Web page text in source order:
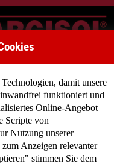
Eschenweg
damit unsere
funktioniert und
Online-Angebot
Scripte von
Nutzung unserer
Anzeigen relevanter
stimmen Sie dem